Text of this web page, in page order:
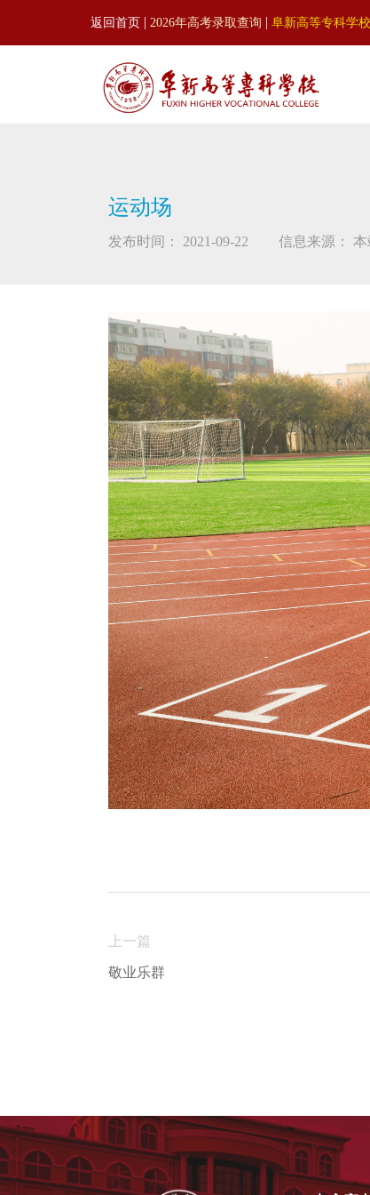
返回首页 | 2026年高考录取查询 | 阜新高等专科学
运动场
发布时间： 2021-09-22 信息来源： 本
上一篇
敬业乐群